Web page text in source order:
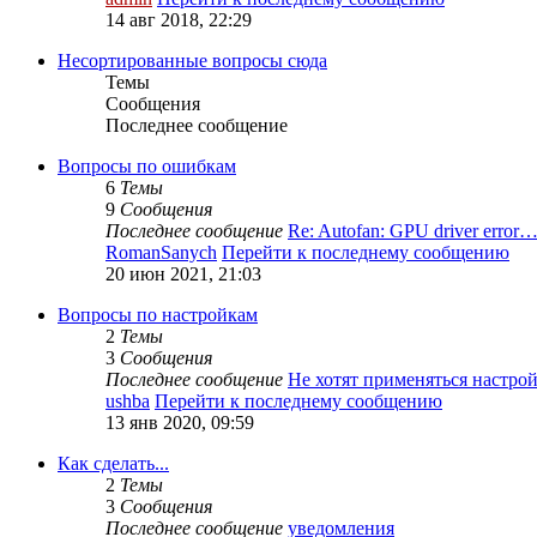
14 авг 2018, 22:29
Несортированные вопросы сюда
Темы
Сообщения
Последнее сообщение
Вопросы по ошибкам
6 Темы
9 Сообщения
Последнее сообщение Re: Autofan: GPU driver error…
RomanSanych Перейти к последнему сообщению
20 июн 2021, 21:03
Вопросы по настройкам
2 Темы
3 Сообщения
Последнее сообщение Не хотят применяться
ushba Перейти к последнему сообщению
13 янв 2020, 09:59
Как сделать...
2 Темы
3 Сообщения
Последнее сообщение уведомления